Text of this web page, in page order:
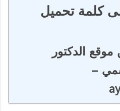
كلمة تحميل
الدكتور
–